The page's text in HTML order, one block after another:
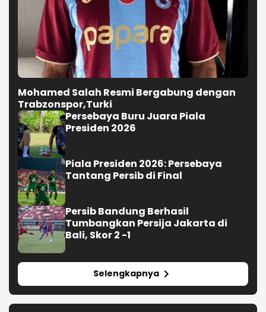
Mohamed Salah Resmi Bergabung dengan
Trabzonspor,Turki
Persebaya Buru Juara Piala
Presiden 2026
Piala Presiden 2026: Persebaya
Tantang Persib di Final
Persib Bandung Berhasil
Tumbangkan Persija Jakarta di
Bali, Skor 2 -1
Selengkapnya